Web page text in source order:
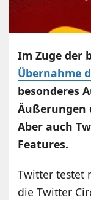
Im Zuge der
Übernahme
besonderes
Äußerungen
Aber auch
Features.
Twitter testet
die Twitter